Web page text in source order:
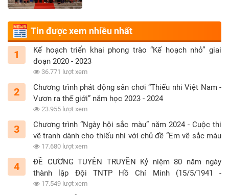
Tin được xem nhiều nhất
1
Kế hoạch triển khai phong trào “Kế hoạch nhỏ” giai
đoạn 2020 - 2023
36.771 lượt xem
2
Chương trình phát động sân chơi “Thiếu nhi Việt Nam -
Vươn ra thế giới” năm học 2023 - 2024
23.955 lượt xem
3
Chương trình “Ngày hội sắc màu” năm 2024 - Cuộc thi
vẽ tranh dành cho thiếu nhi với chủ đề “Em vẽ sắc màu
tình nguyện”
17.680 lượt xem
4
ĐỀ CƯƠNG TUYÊN TRUYỀN Kỷ niệm 80 năm ngày
thành lập Đội TNTP Hồ Chí Minh (15/5/1941 -
15/5/2021)
17.549 lượt xem